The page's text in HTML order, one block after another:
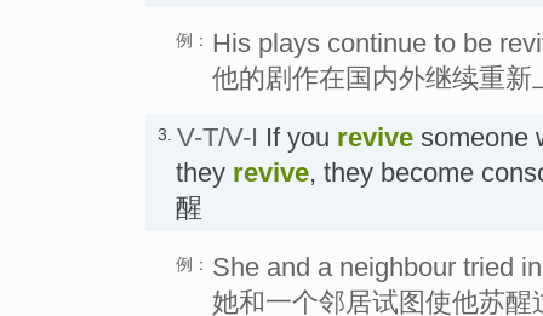
例： His plays continue to be
他的剧作在国内外继续重新
3. V-T/V-I If you revive someone
they revive, they become
醒
例： She and a neighbour tried
她和一个邻居试图使他苏醒